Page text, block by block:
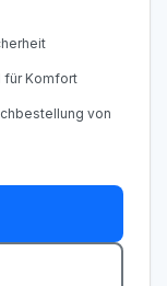
für Komfort
von